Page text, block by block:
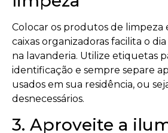
Colocar os produtos de limpeza
caixas organizadoras facilita o
na lavanderia. Utilize etiquetas
identificação e sempre separe
usados em sua residência, ou
desnecessários.
3. Aproveite a